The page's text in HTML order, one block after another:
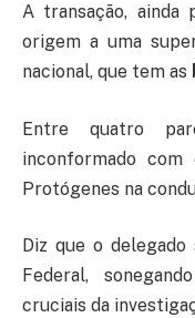
A transação, ainda
origem a uma
nacional, que tem as
Entre quatro
inconformado
Protógenes na
Diz que o
Federal,
cruciais da